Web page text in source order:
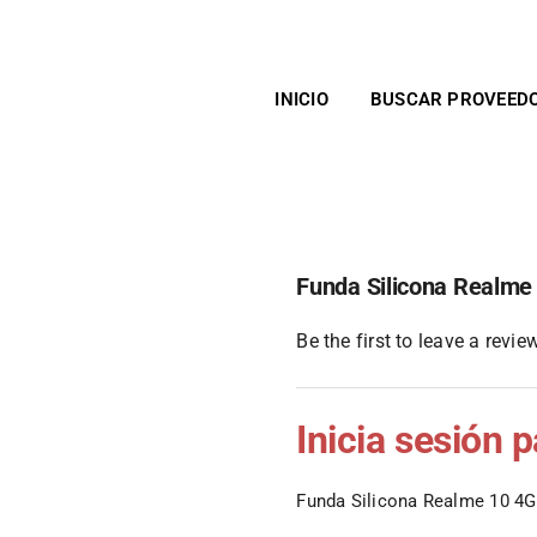
INICIO
BUSCAR
Funda Silicona Realme
Be the first to leave a
Inicia sesión
Funda Silicona Realme 10 4G